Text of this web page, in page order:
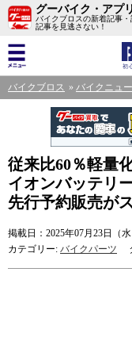
グーバイク・アプリ
バイクブロスの新着記事・
記事を見逃さない！
バイクブロス バイクニュ
従来比60％軽量
イオンバッテリ
先行予約販売が
掲載日：2025年07月23日（水
カテゴリー: バイクパーツ